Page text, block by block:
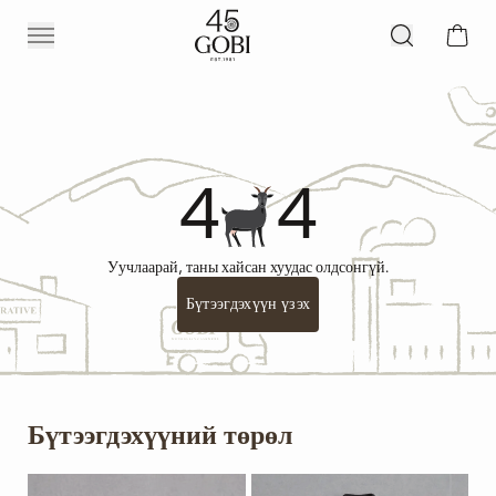
4 4
Уучлаарай, таны хайсан хуудас олдсонгүй.
Бүтээгдэхүүн үзэх
Бүтээгдэхүүний төрөл